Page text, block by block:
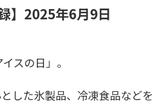
】2025年6月9日
スの日」。
した氷製品、冷凍食品などを